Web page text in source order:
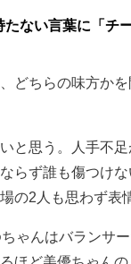
たない言葉に「チ
どちらの味方か
いと思う。人手不
らず誰も傷つけな
の2人も思わず表
ゃんはバランサ